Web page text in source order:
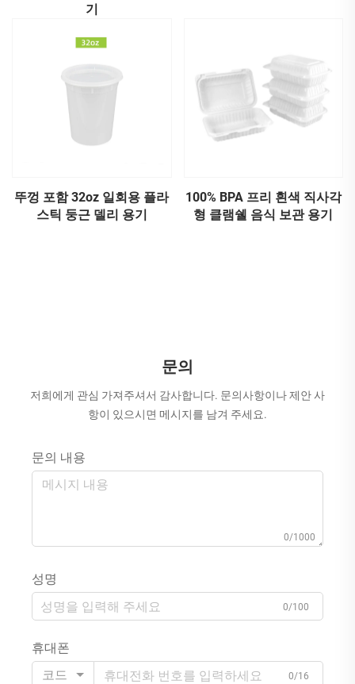
기
뚜껑 포함 32oz 일회용 플라
스틱 둥근 델리 용기
100% BPA 프리 흰색 직사각
형 클램쉘 음식 보관 용기
문의
저희에게 관심 가져주셔서 감사합니다. 문의사항이나 제안 사
항이 있으시면 메시지를 남겨 주세요.
문의 내용
0/1000
성명
0/100
휴대폰
코드
0/16